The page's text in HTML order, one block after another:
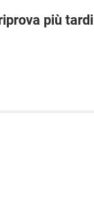
più tardi